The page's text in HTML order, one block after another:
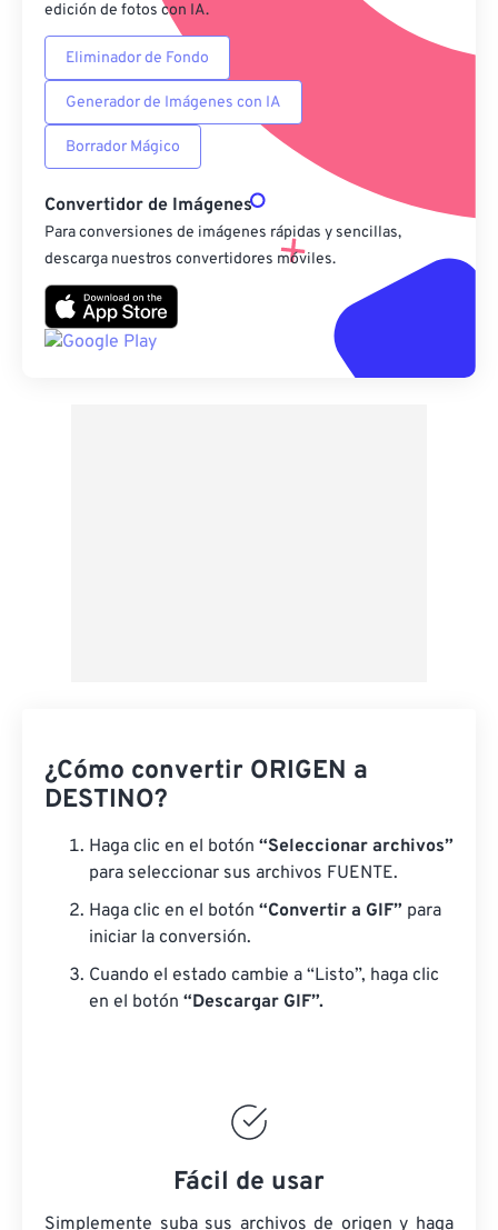
edición de fotos con IA.
Eliminador de Fondo
Generador de Imágenes con IA
Borrador Mágico
Convertidor de Imágenes
Para conversiones de imágenes rápidas y sencillas,
descarga nuestros convertidores móviles.
¿Cómo convertir ORIGEN a
DESTINO?
Haga clic en el botón “Seleccionar archivos”
para seleccionar sus archivos FUENTE.
Haga clic en el botón “Convertir a GIF” para
iniciar la conversión.
Cuando el estado cambie a “Listo”, haga clic
en el botón “Descargar GIF”.
Fácil de usar
Simplemente suba sus archivos de origen y haga